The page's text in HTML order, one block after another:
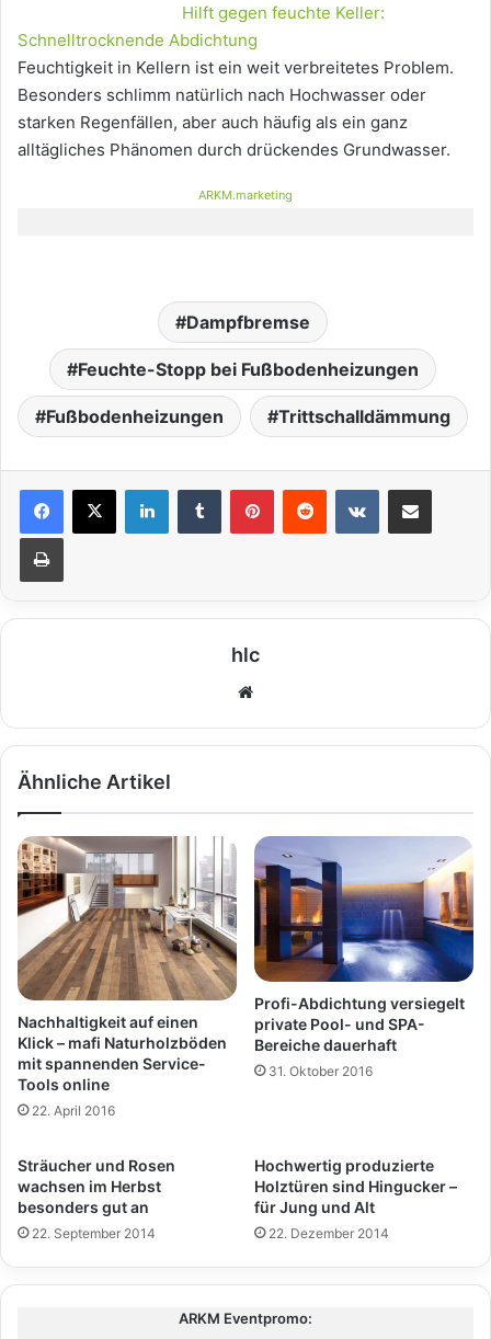
Hilft gegen feuchte Keller:
Schnelltrocknende Abdichtung
Feuchtigkeit in Kellern ist ein weit verbreitetes Problem.
Besonders schlimm natürlich nach Hochwasser oder
starken Regenfällen, aber auch häufig als ein ganz
alltägliches Phänomen durch drückendes Grundwasser.
ARKM.marketing
Dampfbremse
Feuchte-Stopp bei Fußbodenheizungen
Fußbodenheizungen Trittschalldämmung
hlc
eit
Ähnliche Artikel
Nachhaltigkeit auf einen
Klick – mafi Naturholzböden
mit spannenden Service-
Tools online
22. April 2016
Profi-Abdichtung versiegelt
private Pool- und SPA-
Bereiche dauerhaft
31. Oktober 2016
Sträucher und Rosen
wachsen im Herbst
besonders gut an
22. September 2014
Hochwertig produzierte
Holztüren sind Hingucker –
für Jung und Alt
22. Dezember 2014
ARKM Eventpromo: